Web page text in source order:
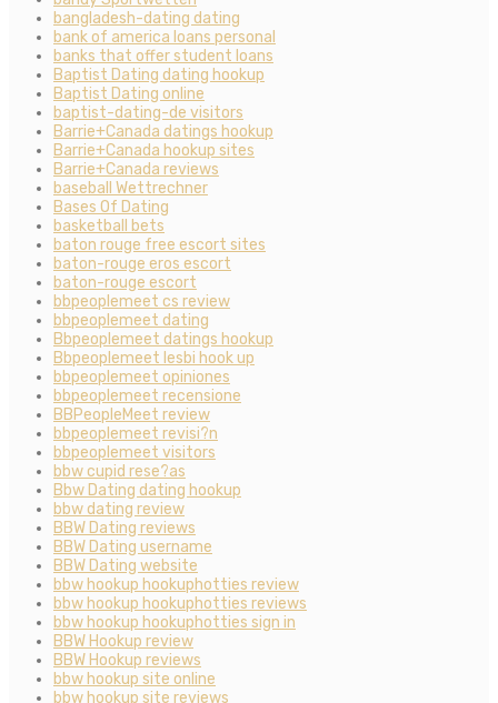
bangladesh-dating dating
bank of america loans personal
banks that offer student loans
Baptist Dating dating hookup
Baptist Dating online
baptist-dating-de visitors
Barrie+Canada datings hookup
Barrie+Canada hookup sites
Barrie+Canada reviews
baseball Wettrechner
Bases Of Dating
basketball bets
baton rouge free escort sites
baton-rouge eros escort
baton-rouge escort
bbpeoplemeet cs review
bbpeoplemeet dating
Bbpeoplemeet datings hookup
Bbpeoplemeet lesbi hook up
bbpeoplemeet opiniones
bbpeoplemeet recensione
BBPeopleMeet review
bbpeoplemeet revisi?n
bbpeoplemeet visitors
bbw cupid rese?as
Bbw Dating dating hookup
bbw dating review
BBW Dating reviews
BBW Dating username
BBW Dating website
bbw hookup hookuphotties review
bbw hookup hookuphotties reviews
bbw hookup hookuphotties sign in
BBW Hookup review
BBW Hookup reviews
bbw hookup site online
bbw hookup site reviews